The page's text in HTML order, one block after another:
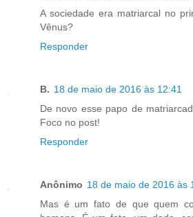
A sociedade era matriarcal no
Vênus?
Responder
B. 18 de maio de 2016 às 12:41
De novo esse papo de
Foco no post!
Responder
Anônimo 18 de maio de 2016 às
Mas é um fato de que quem